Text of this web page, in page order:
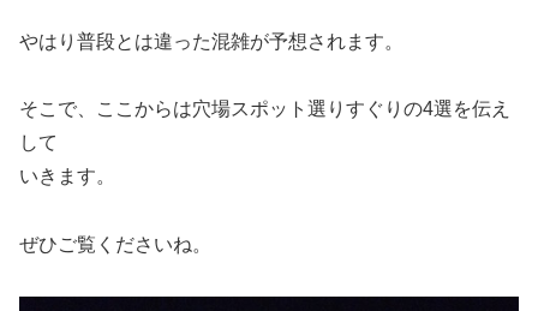
やはり普段とは違った混雑が予想されます。
そこで、ここからは穴場スポット選りすぐりの4選を伝え
して
いきます。
ぜひご覧くださいね。